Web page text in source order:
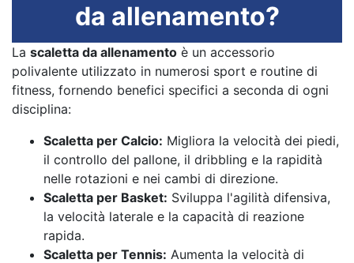
da allenamento?
La scaletta da allenamento è un accessorio
polivalente utilizzato in numerosi sport e routine di
fitness, fornendo benefici specifici a seconda di ogni
disciplina:
Scaletta per Calcio: Migliora la velocità dei piedi,
il controllo del pallone, il dribbling e la rapidità
nelle rotazioni e nei cambi di direzione.
Scaletta per Basket: Sviluppa l'agilità difensiva,
la velocità laterale e la capacità di reazione
rapida.
Scaletta per Tennis: Aumenta la velocità di